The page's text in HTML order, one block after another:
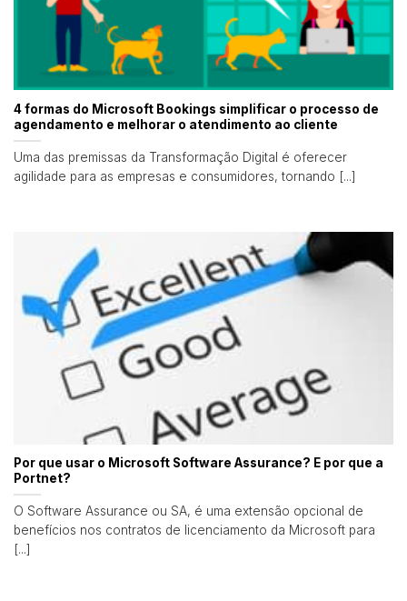
4 formas do Microsoft Bookings simplificar o processo de
agendamento e melhorar o atendimento ao cliente
Uma das premissas da Transformação Digital é oferecer
agilidade para as empresas e consumidores, tornando [...]
Por que usar o Microsoft Software Assurance? E por que a
Portnet?
O Software Assurance ou SA, é uma extensão opcional de
benefícios nos contratos de licenciamento da Microsoft para
[...]